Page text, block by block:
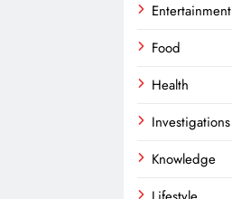
Entertainment
Food
Health
Investigations
Knowledge